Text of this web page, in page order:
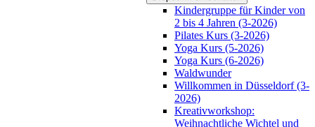
Kindergruppe für Kinder von
2 bis 4 Jahren (3-2026)
Pilates Kurs (3-2026)
Yoga Kurs (5-2026)
Yoga Kurs (6-2026)
Waldwunder
Willkommen in Düsseldorf (3-
2026)
Kreativworkshop:
Weihnachtliche Wichtel und